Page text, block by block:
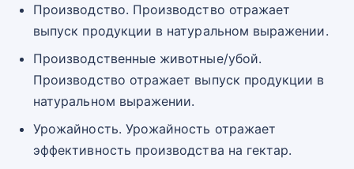
Производство. Производство отражает
выпуск продукции в натуральном выражении.
Производственные животные/убой.
Производство отражает выпуск продукции в
натуральном выражении.
Урожайность. Урожайность отражает
эффективность производства на гектар.